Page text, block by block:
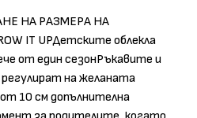
НА РАЗМЕРА НА
IT UPДетските облекла
от един сезонРъкавите и
на желаната
10 см допълнителна